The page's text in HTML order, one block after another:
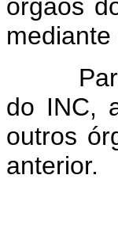
órgãos
do INC,
outros
anterior.